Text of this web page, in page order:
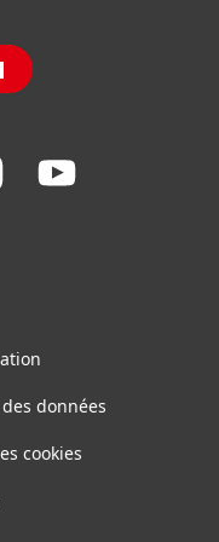
et
Join
us
données
cookies